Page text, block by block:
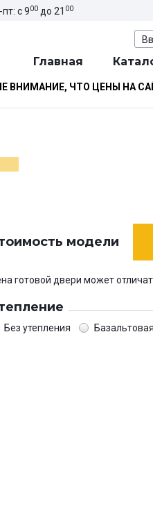
с 900 до 21 00
Главная
ЧТО ЦЕНЫ НА
модели
готовой двери может
Без утепления